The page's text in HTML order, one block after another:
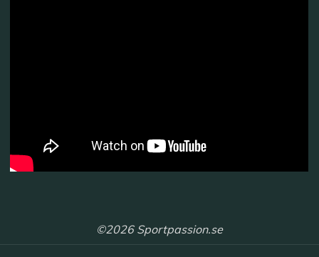
©2026 Sportpassion.se